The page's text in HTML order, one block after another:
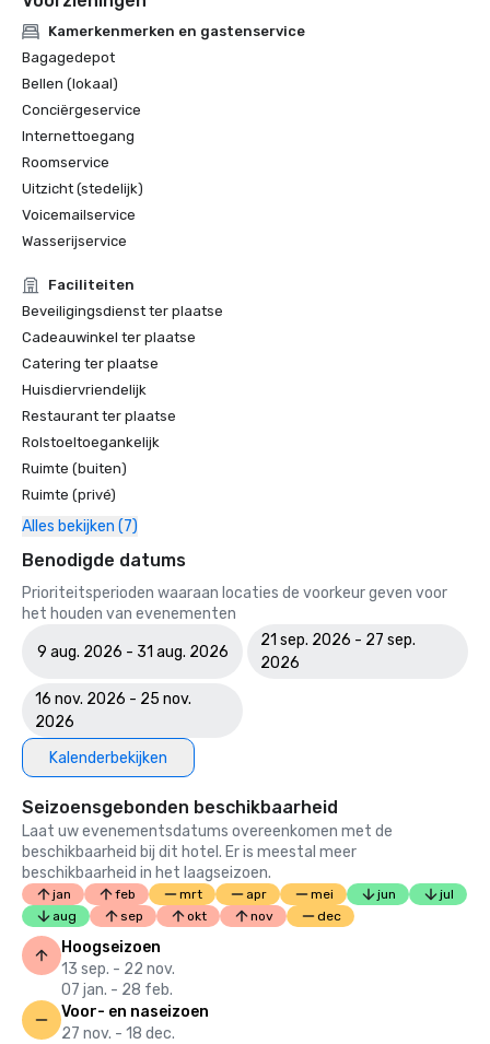
van de 15 beste hotelbars in de VS
Bij de Tales of the Cocktail Spirited Awards stond Midnight
Kamerkenmerken en gastenservice
Bagagedepot
Bellen (lokaal)
Conciërgeservice
Internettoegang
Roomservice
Uitzicht (stedelijk)
Voicemailservice
Wasserijservice
Faciliteiten
Beveiligingsdienst ter plaatse
Cadeauwinkel ter plaatse
Catering ter plaatse
Huisdiervriendelijk
Restaurant ter plaatse
Rolstoeltoegankelijk
Ruimte (buiten)
Ruimte (privé)
Alles bekijken (7)
Benodigde datums
Prioriteitsperioden waaraan locaties de voorkeur geven voor
het houden van evenementen
9 aug. 2026 - 31 aug. 2026
21 sep. 2026 - 27 sep.
2026
16 nov. 2026 - 25 nov.
2026
Kalenderbekijken
Seizoensgebonden beschikbaarheid
Laat uw evenementsdatums overeenkomen met de
beschikbaarheid bij dit hotel. Er is meestal meer
beschikbaarheid in het laagseizoen.
jan feb mrt apr mei jun
jul
aug
sep okt nov dec
Hoogseizoen
13 sep. - 22 nov.
07 jan. - 28 feb.
Voor- en naseizoen
27 nov. - 18 dec.